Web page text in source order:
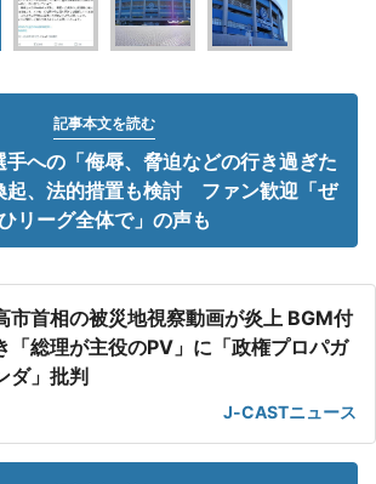
記事本文を読む
への「侮辱、脅迫などの行き過ぎた
起、法的措置も検討 ファン歓迎「ぜ
リーグ全体で」の声も
市首相の被災地視察動画が炎上 BGM付
「総理が主役のPV」に「政権プロパガ
ダ」批判
J-CASTニュース